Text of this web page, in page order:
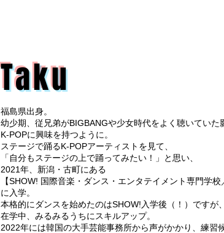
Taku
福島県出身。
幼少期、従兄弟がBIGBANGや少女時代をよく聴いていた
K-POPに興味を持つように。
ステージで踊るK-POPアーティストを見て、
「自分もステージの上で踊ってみたい！」と思い、
2021年、新潟・古町にある
【SHOW! 国際音楽・ダンス・エンタテイメント専門学校
に入学。
本格的にダンスを始めたのはSHOW!入学後（！）ですが、
在学中、みるみるうちにスキルアップ。
2022年には韓国の大手芸能事務所から声がかかり、練習